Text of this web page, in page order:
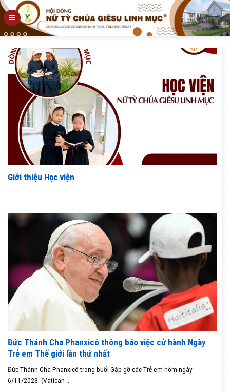
Skip
to
content
Giới thiệu Học viện
Đức Thánh Cha Phanxicô thông báo việc cử hành Ngày
Trẻ em Thế giới lần thứ nhất
Đức Thánh Cha Phanxicô trong buổi Gặp gỡ các Trẻ em hôm ngày
6/11/2023 (Vatican ...